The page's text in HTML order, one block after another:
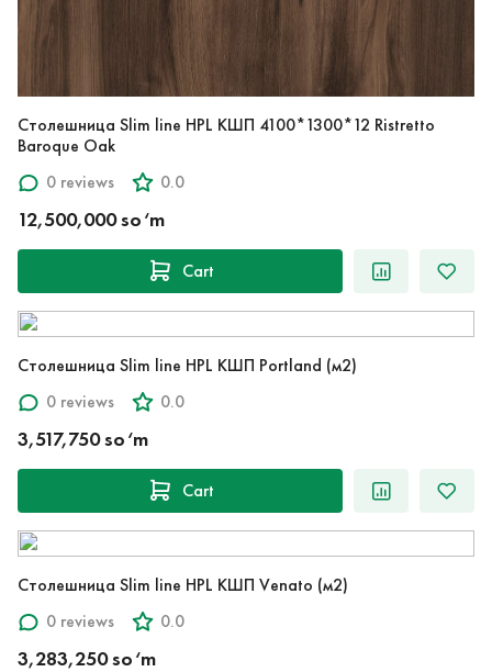
Столешница Slim line HPL КШП 4100*1300*12 Ristretto
Baroque Oak
0 reviews
0.0
12,500,000 so‘m
Cart
Столешница Slim line HPL КШП Portland (м2)
0 reviews
0.0
3,517,750 so‘m
Cart
Столешница Slim line HPL КШП Venato (м2)
0 reviews
0.0
3,283,250 so‘m